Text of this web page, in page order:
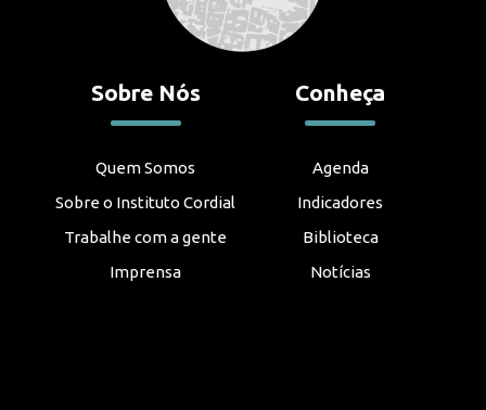
Sobre Nós
Quem Somos
Sobre o Instituto Cordial
Trabalhe com a gente
Imprensa
Conheça
Agenda
Indicadores
Biblioteca
Notícias